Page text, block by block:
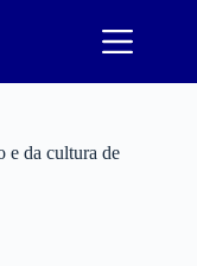
e da cultura de